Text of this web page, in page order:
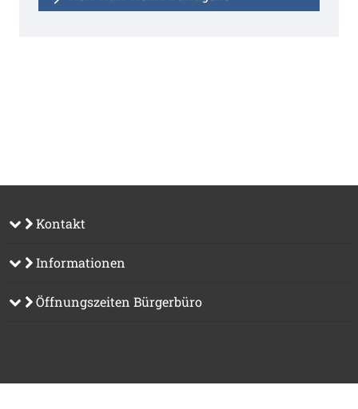
Kontakt
Informationen
Öffnungszeiten Bürgerbüro